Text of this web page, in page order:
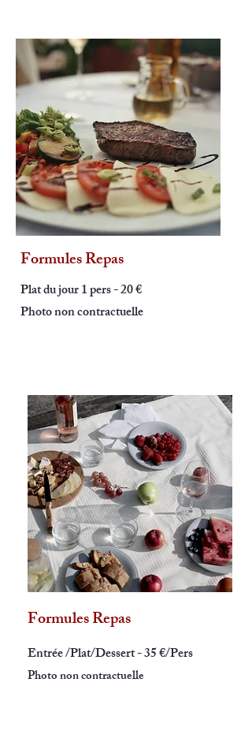
Formules Repas
Plat du jour 1 pers - 20 €
Photo non contractuelle
Formules Repas
Entrée /Plat/Dessert - 35 €/Pers
Photo non contractuelle